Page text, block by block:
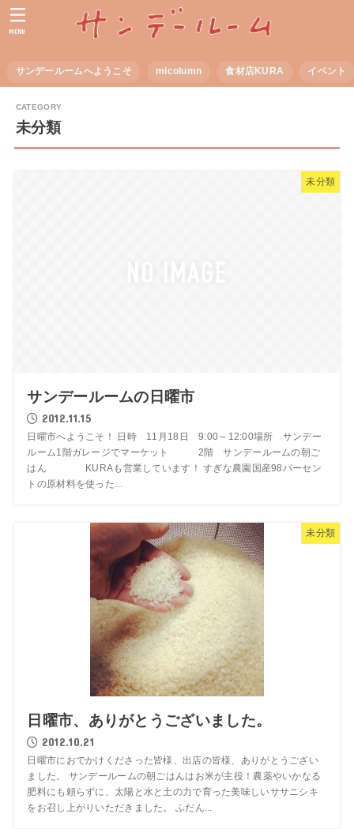
サンデールームへようこそ micolumn 食材店KURA イベント
MENU
未分類
未分類
サンデールームの日曜市
2012.11.15
日曜市へようこそ！ 日時 11月18日 9:00～12:00場所 サンデー
ルーム1階ガレージでマーケット 2階 サンデールームの朝ご
はん KURAも営業しています！ すぎな農園国産98パーセン
トの原材料を使った...
未分類
日曜市、ありがとうございました。
2012.10.21
日曜市におでかけくださった皆様、出店の皆様、ありがとうござい
ました。 サンデールームの朝ごはんはお米が主役！農薬やいかなる
肥料にも頼らずに、太陽と水と土の力で育った美味しいササニシキ
をお召し上がりいただきました。 ふだん...